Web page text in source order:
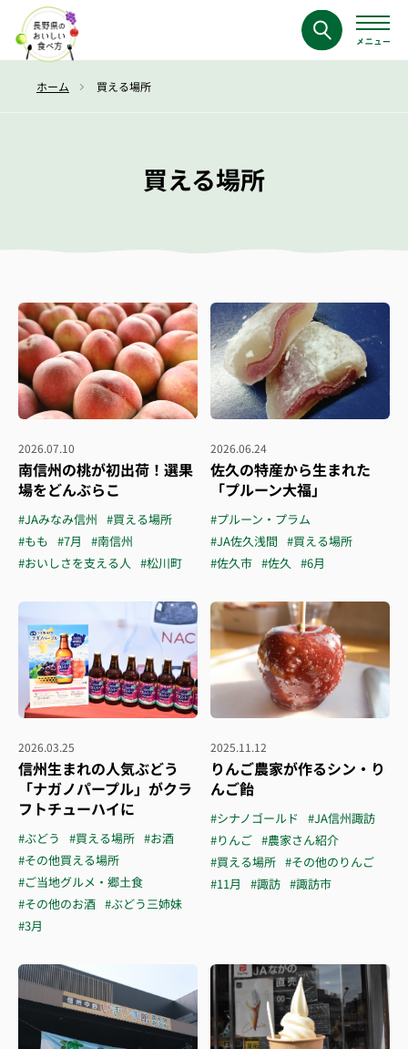
ホーム 買える場所
買える場所
2026.07.10
南信州の桃が初出荷！選果
場をどんぶらこ
#JAみなみ信州 #買える場所
#もも #7月
#南信州
#おいしさを支える人 #松川町
2026.06.24
佐久の特産から生まれた
「プルーン大福」
#プルーン・プラム
#JA佐久浅間 #買える場所
#佐久市 #佐久 #6月
2026.03.25
信州生まれの人気ぶどう
「ナガノパープル」がクラ
フトチューハイに
#ぶどう #買える場所 #お酒
#その他買える場所
#ご当地グルメ・郷土食
#その他のお酒 #ぶどう三姉妹
#3月
2025.11.12
りんご農家が作るシン・り
んご飴
#シナノゴールド #JA信州諏訪
#りんご #農家さん紹介
#買える場所 #その他のりんご
#11月
#諏訪 #諏訪市